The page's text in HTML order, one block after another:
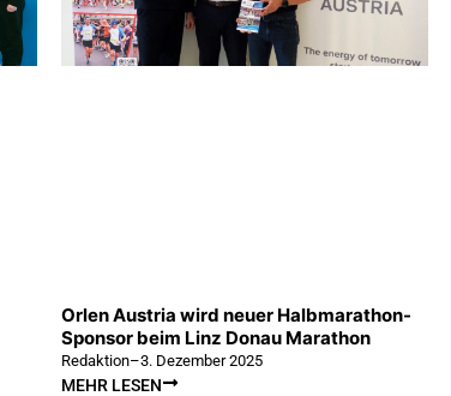
Orlen Austria wird neuer Halbmarathon-
Sponsor beim Linz Donau Marathon
Redaktion–3. Dezember 2025
MEHR LESEN